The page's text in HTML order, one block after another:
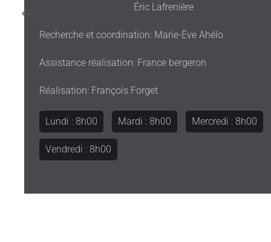
Éric Lafrenière
Recherche et coordination: Marie-Ève Ahélo
Assistance réalisation: France bergeron
Réalisation: François Forget
Lundi : 8h00 Mardi : 8h00 Mercredi : 8h00
Vendredi : 8h00